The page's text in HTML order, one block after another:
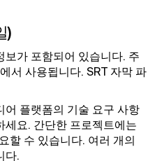
)
보가 포함되어 있습니다. 주
서 사용됩니다. SRT 자막 파
어 플랫폼의 기술 요구 사항
세요. 간단한 프로젝트에는
할 수 있습니다. 여러 개의
다.